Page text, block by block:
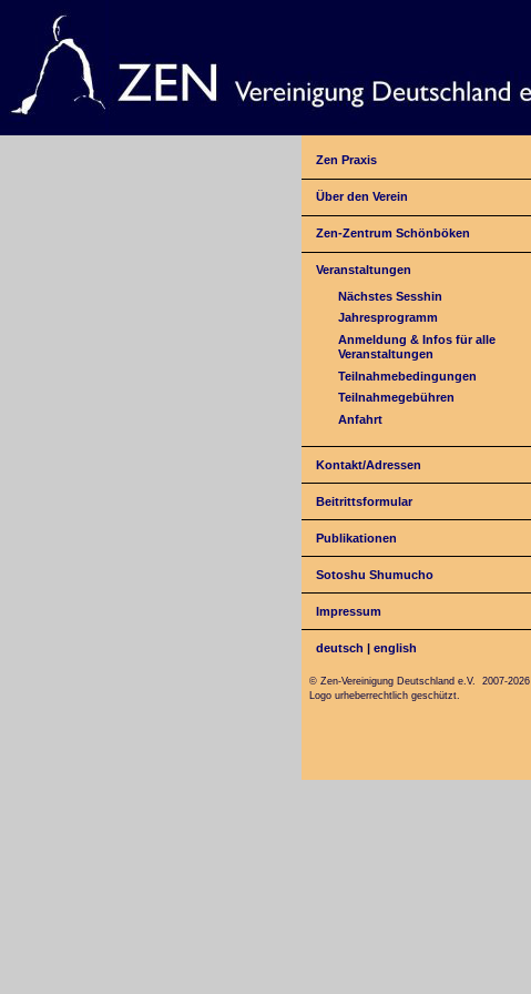
Zen Praxis
Über den Verein
Zen-Zentrum Schönböken
Veranstaltungen
Nächstes Sesshin
Jahresprogramm
Anmeldung & Infos für alle
Veranstaltungen
Teilnahmebedingungen
Teilnahmegebühren
Anfahrt
Kontakt/Adressen
Beitrittsformular
Publikationen
Sotoshu Shumucho
Impressum
deutsch |english
© Zen-Vereinigung Deutschland e.V. 2007-2026
Logo urheberrechtlich geschützt.